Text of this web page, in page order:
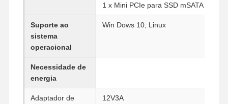
Casa Produtos
Quem
Somos
Fábrica
Controle De
1 x Mini PCIe para SSD mSATA
Suporte ao
sistema
operacional
Win Dows 10, Linux
Necessidade de
energia
Adaptador de
12V3A